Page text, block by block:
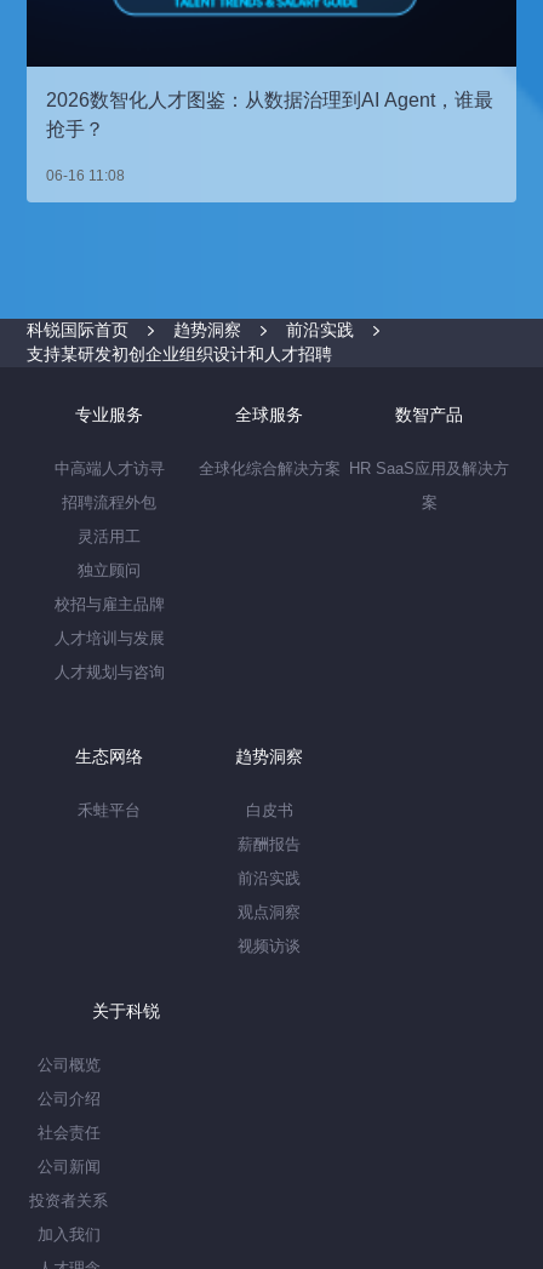
2026数智化人才图鉴：从数据治理到AI Agent，谁最
抢手？
06-16 11:08
科锐国际首页 趋势洞察
前沿实践
支持某研发初创企业组织设计和人才招聘
专业服务
中高端人才访寻
招聘流程外包
灵活用工
独立顾问
校招与雇主品牌
人才培训与发展
人才规划与咨询
全球服务
全球化综合解决方案
数智产品
HR SaaS应用及解决方
案
生态网络
禾蛙平台
趋势洞察
白皮书
薪酬报告
前沿实践
观点洞察
视频访谈
关于科锐
公司概览
公司介绍
社会责任
公司新闻
投资者关系
加入我们